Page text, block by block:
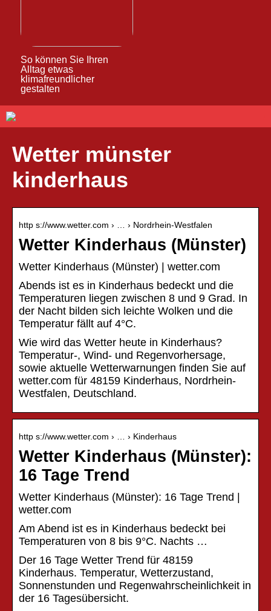
So können Sie Ihren
Alltag etwas
klimafreundlicher
gestalten
Wetter münster
kinderhaus
http s://www.wetter.com › … › Nordrhein-Westfalen
Wetter Kinderhaus (Münster)
Wetter Kinderhaus (Münster) | wetter.com
Abends ist es in Kinderhaus bedeckt und die
Temperaturen liegen zwischen 8 und 9 Grad. In
der Nacht bilden sich leichte Wolken und die
Temperatur fällt auf 4°C.
Wie wird das Wetter heute in Kinderhaus?
Temperatur-, Wind- und Regenvorhersage,
sowie aktuelle Wetterwarnungen finden Sie auf
wetter.com für 48159 Kinderhaus, Nordrhein-
Westfalen, Deutschland.
http s://www.wetter.com › … › Kinderhaus
Wetter Kinderhaus (Münster):
16 Tage Trend
Wetter Kinderhaus (Münster): 16 Tage Trend |
wetter.com
Am Abend ist es in Kinderhaus bedeckt bei
Temperaturen von 8 bis 9°C. Nachts …
Der 16 Tage Wetter Trend für 48159
Kinderhaus. Temperatur, Wetterzustand,
Sonnenstunden und Regenwahrscheinlichkeit in
der 16 Tagesübersicht.